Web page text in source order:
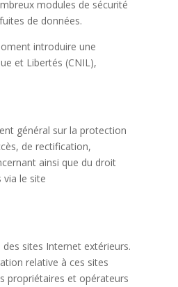
modules de sécurité
de données.
introduire une
et Libertés (CNIL),
général sur la protection
de rectification,
ainsi que du droit
via le site
sites Internet extérieurs.
relative à ces sites
propriétaires et opérateurs